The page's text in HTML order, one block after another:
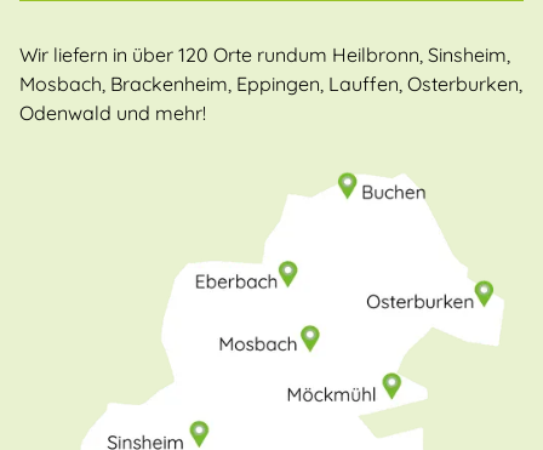
Wir liefern in über 120 Orte rundum Heilbronn, Sinsheim,
Mosbach, Brackenheim, Eppingen, Lauffen, Osterburken,
Odenwald und mehr!